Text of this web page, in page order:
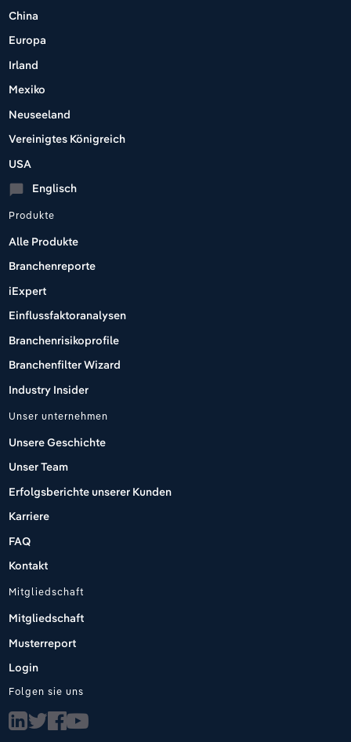
China
Europa
Irland
Mexiko
Neuseeland
Vereinigtes Königreich
USA
chat_bubble Englisch
Produkte
Alle Produkte
Branchenreporte
iExpert
Einflussfaktoranalysen
Branchenrisikoprofile
Branchenfilter Wizard
Industry Insider
Unser unternehmen
Unsere Geschichte
Unser Team
Erfolgsberichte unserer Kunden
Karriere
FAQ
Kontakt
Mitgliedschaft
Mitgliedschaft
Musterreport
Login
Folgen sie uns